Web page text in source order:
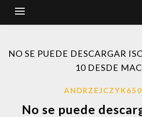
NO SE PUEDE DESCARGAR
10 DESDE MAC
No se puede